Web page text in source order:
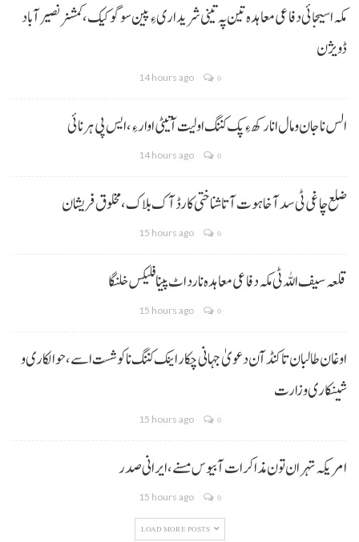
مکہ اسیجائی دفاعی معاہدہ تین پہ تینی شریداری ءِ پین سوگو کیک،کمشنر نصیرآباد
ڈویژن
14 hours ago 0
الس نا جان و مال انا رکھ ءِ پک کننگ اولیت آتیٹی اوار ءِ،ایس پی ہرنائی
14 hours ago 0
ضلع چاغی ٹی سد آ خاہوت آتا شناختی کارڈ آک بلاک، مخلوق فریشان
15 hours ago 0
قلعہ سیف اللہ ٹی مکہ دفاعی معاہدہ نا رد اٹ پینا فلیکس خلنگا
15 hours ago 0
اوغان طالبان تا کنڈ آن دعویٰ جہانی چکار اینک کننگ نا کوشست اسے،حوالکاری و
شینکاری وزارت
15 hours ago 0
امریکہ تہران تون مذاکرات آ بیوس مسنے، ایرانی صدر
15 hours ago 0
LOAD MORE POSTS